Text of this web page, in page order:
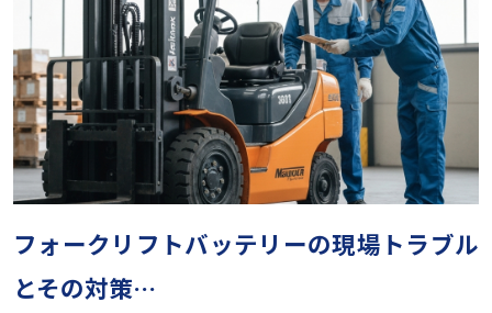
フォークリフトバッテリーの現場トラブル
とその対策…